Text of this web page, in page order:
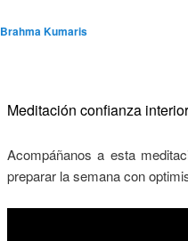
Meditación confianza
Brahma Kumaris
Acompáñanos a esta
preparar la semana con